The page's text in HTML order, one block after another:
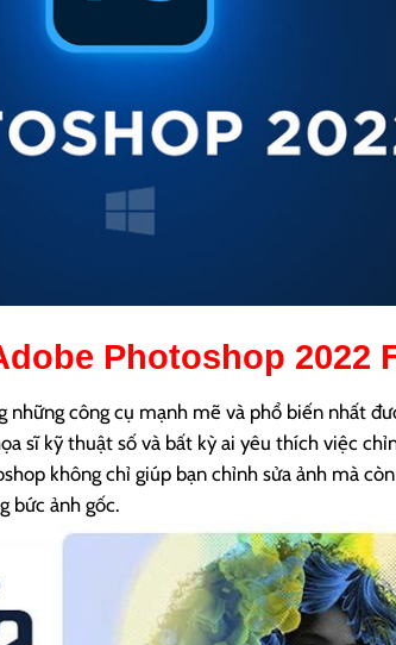
Photoshop 2022
những công cụ mạnh mẽ và phổ biến nhất
sĩ kỹ thuật số và bất kỳ ai yêu thích việc
không chỉ giúp bạn chỉnh sửa ảnh mà
bức ảnh gốc.